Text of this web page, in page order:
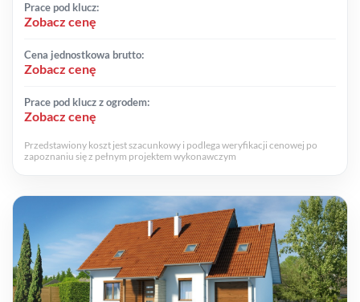
Prace pod klucz:
Zobacz cenę
Cena jednostkowa brutto:
Zobacz cenę
Prace pod klucz z ogrodem:
Zobacz cenę
Przedstawiony koszt jest szacunkowy i podlega weryfikacji cenowej po
zapoznaniu się z pełnym projektem wykonawczym